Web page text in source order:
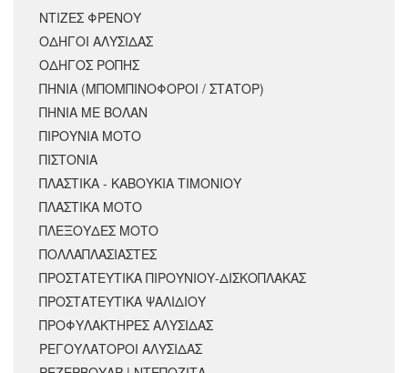
ΝΤΙΖΕΣ ΦΡΕΝΟΥ
ΟΔΗΓΟΙ ΑΛΥΣΙΔΑΣ
ΟΔΗΓΟΣ ΡΟΠΗΣ
ΠΗΝΙΑ (ΜΠΟΜΠΙΝΟΦΟΡΟΙ / ΣΤΑΤΟΡ)
ΠΗΝΙΑ ΜΕ ΒΟΛΑΝ
ΠΙΡΟΥΝΙΑ ΜΟΤΟ
ΠΙΣΤΟΝΙΑ
ΠΛΑΣΤΙΚΑ - ΚΑΒΟΥΚΙΑ ΤΙΜΟΝΙΟΥ
ΠΛΑΣΤΙΚΑ ΜΟΤΟ
ΠΛΕΞΟΥΔΕΣ ΜΟΤΟ
ΠΟΛΛΑΠΛΑΣΙΑΣΤΕΣ
ΠΡΟΣΤΑΤΕΥΤΙΚΑ ΠΙΡΟΥΝΙΟΥ-ΔΙΣΚΟΠΛΑΚΑΣ
ΠΡΟΣΤΑΤΕΥΤΙΚΑ ΨΑΛΙΔΙΟΥ
ΠΡΟΦΥΛΑΚΤΗΡΕΣ ΑΛΥΣΙΔΑΣ
ΡΕΓΟΥΛΑΤΟΡΟΙ ΑΛΥΣΙΔΑΣ